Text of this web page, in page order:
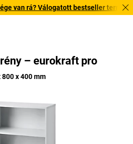
van rá? Válogatott bestseller
– eurokraft pro
800 x 400 mm